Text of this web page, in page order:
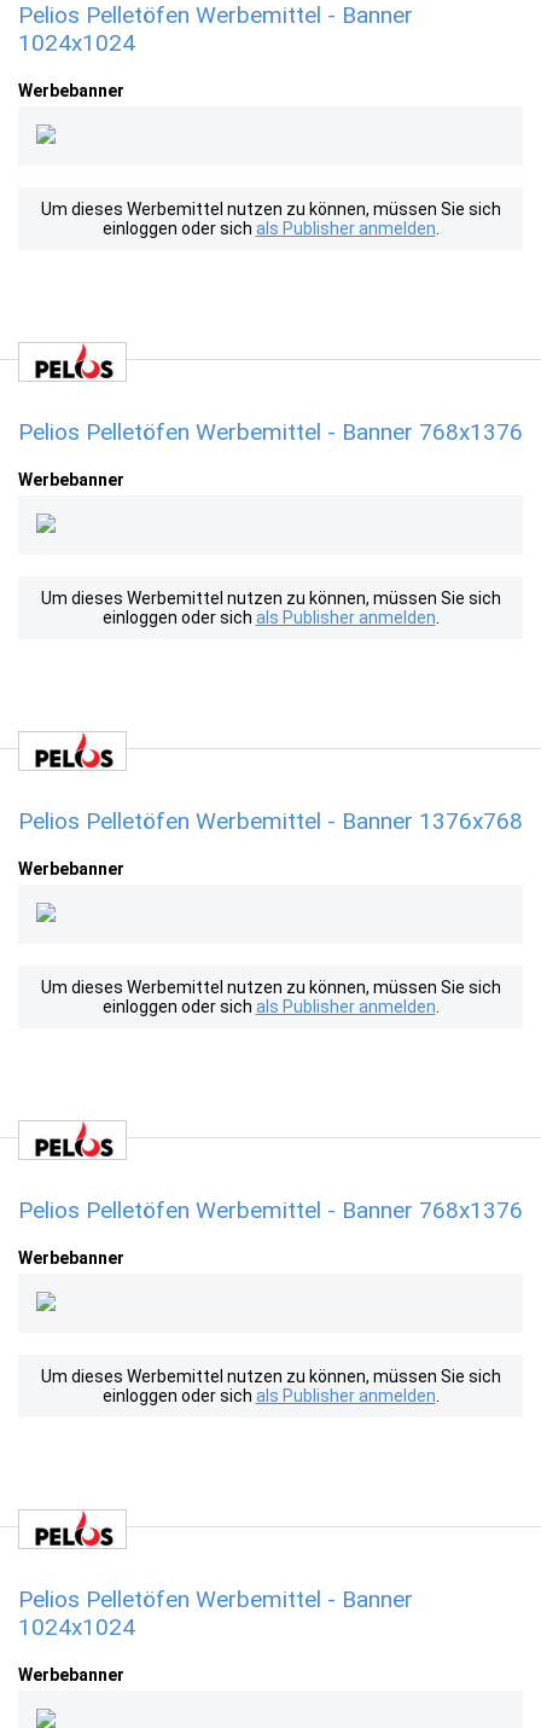
Pelios Pelletöfen Werbemittel - Banner
1024x1024
Werbebanner
Um dieses Werbemittel nutzen zu können, müssen Sie sich
einloggen oder sich als Publisher anmelden
Pelios Pelletöfen Werbemittel - Banner 768x1376
Werbebanner
Um dieses Werbemittel nutzen zu können, müssen Sie sich
einloggen oder sich als Publisher anmelden
Pelios Pelletöfen Werbemittel - Banner 1376x768
Werbebanner
Um dieses Werbemittel nutzen zu können, müssen Sie sich
einloggen oder sich als Publisher anmelden
Pelios Pelletöfen Werbemittel - Banner 768x1376
Werbebanner
Um dieses Werbemittel nutzen zu können, müssen Sie sich
einloggen oder sich als Publisher anmelden
Pelios Pelletöfen Werbemittel - Banner
1024x1024
Werbebanner